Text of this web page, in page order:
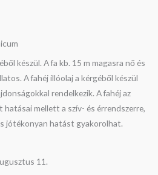
készül. A fa kb. 15 m magasra nő és
A fahéj illóolaj a kérgéből készül
rendelkezik. A fahéj az
mellett a szív- és érrendszerre,
jótékonyan hatást gyakorolhat.
11.